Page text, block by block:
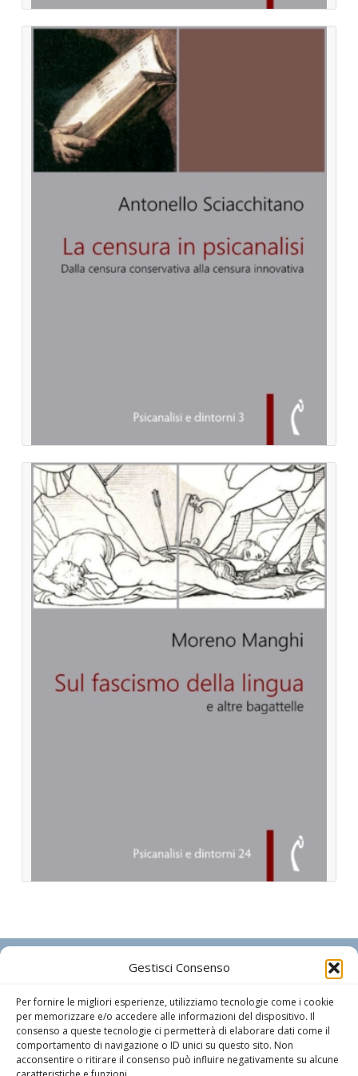
Gestisci Consenso
Per fornire le migliori esperienze, utilizziamo tecnologie come i cookie
per memorizzare e/o accedere alle informazioni del dispositivo. Il
consenso a queste tecnologie ci permetterà di elaborare dati come il
comportamento di navigazione o ID unici su questo sito. Non
acconsentire o ritirare il consenso può influire negativamente su alcune
POLIMNIA DIGITAL EDITIONS
Richiedi informazioni
Via Campo Marzio n. 34 – 33077 Sacile (PN) Tel : +39
0434.73.44.72 – P.IVA 01755350939
Designer editoriale:Marcello Manghi